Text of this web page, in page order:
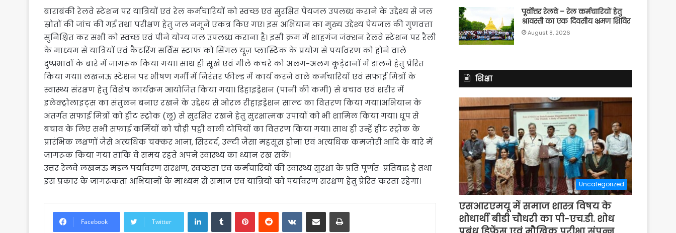
बाराबंकी रेलवे स्टेशन पर यात्रियों एवं रेल कर्मचारियों को स्वच्छ एवं सुरक्षित पेयजल उपलब्ध कराने के उद्देश्य से जल
स्रोतों की जांच की गई तथा परीक्षण हेतु जल नमूने एकत्र किए गए। इस अभियान का मुख्य उद्देश्य पेयजल की गुणवत्ता
सुनिश्चित कर सभी को स्वच्छ एवं पीने योग्य जल उपलब्ध कराना है। इसी क्रम में शाहगंज जंक्शन रेलवे स्टेशन पर रैली
के माध्यम से यात्रियों एवं कैटरिंग सर्विस स्टाफ को सिंगल यूज़ प्लास्टिक के प्रयोग से पर्यावरण को होने वाले
दुष्प्रभावों के बारे में जागरूक किया गया। साथ ही सूखे एवं गीले कचरे को अलग-अलग कूड़ेदानों में डालने हेतु प्रेरित
किया गया। लखनऊ स्टेशन पर भीषण गर्मी में निरंतर फील्ड में कार्य करने वाले कर्मचारियों एवं सफाई मित्रों के
स्वास्थ्य संरक्षण हेतु विशेष कार्यक्रम आयोजित किया गया। डिहाइड्रेशन (पानी की कमी) से बचाव एवं शरीर में
इलेक्ट्रोलाइट्स का संतुलन बनाए रखने के उद्देश्य से ओरल रीहाइड्रेशन साल्ट का वितरण किया गया।अभियान के
अंतर्गत सफाई मित्रों को हीट स्ट्रोक (लू) से सुरक्षित रखने हेतु सुरक्षात्मक उपायों को भी शामिल किया गया। धूप से
बचाव के लिए सभी सफाई कर्मियों को चौड़ी पट्टी वाली टोपियों का वितरण किया गया। साथ ही उन्हें हीट स्ट्रोक के
प्रारंभिक लक्षणों जैसे अत्यधिक चक्कर आना, सिरदर्द, उल्टी जैसा महसूस होना एवं अत्यधिक कमजोरी आदि के बारे में
जागरूक किया गया ताकि वे समय रहते अपने स्वास्थ्य का ध्यान रख सकें।
उत्तर रेलवे लखनऊ मंडल पर्यावरण संरक्षण, स्वच्छता एवं कर्मचारियों की स्वास्थ्य सुरक्षा के प्रति पूर्णतः प्रतिबद्ध है तथा
इस प्रकार के जागरूकता अभियानों के माध्यम से समाज एवं यात्रियों को पर्यावरण संरक्षण हेतु प्रेरित करता रहेगा।
Facebook Twitter
LinkedInTumblrPinterestReddit VKontakte
Share via Email Print
पूर्वाेत्तर रेलवे – रेल कर्मचारियों हेतु
श्रावस्ती का एक दिवसीय भ्रमण शिविर
August 8, 2026
शिक्षा
Uncategorized
एसआरएमयू में समाज शास्त्र विषय के
शोधार्थी बीडी चौधरी का पी-एच.डी. शोध